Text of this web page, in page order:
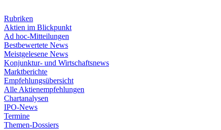
Rubriken
Aktien im Blickpunkt
Ad hoc-Mitteilungen
Bestbewertete News
Meistgelesene News
Konjunktur- und Wirtschaftsnews
Marktberichte
Empfehlungsübersicht
Alle Aktienempfehlungen
Chartanalysen
IPO-News
Termine
Themen-Dossiers